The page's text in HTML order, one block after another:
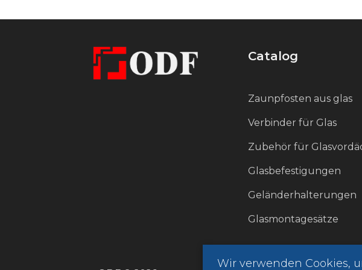
Dieses Halterung ist die ideale
experimentieren und eine
einzigartige Inneneinrichtung
der die Individualität Ihres Raumes
Catalog
Zaunpfosten aus glas
Verbinder für Glas
Zubehör für
Glasbefestigungen
Geländerhalterungen
Glasmontagesätze
Wir verwenden Cookies,